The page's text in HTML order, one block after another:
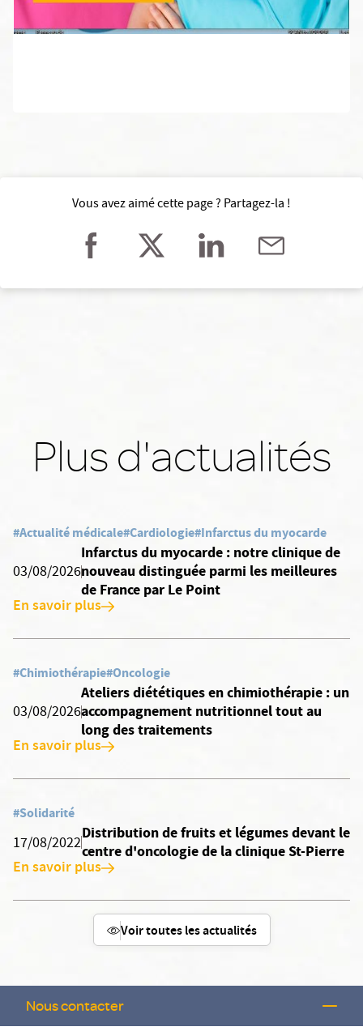
Vous avez aimé cette page ? Partagez-la !
Plus d'actualités
#Actualité médicale#Cardiologie#Infarctus du myocarde
03/08/2026
Infarctus du myocarde : notre clinique de
nouveau distinguée parmi les meilleures
de France par Le Point
En savoir plus
#Chimiothérapie#Oncologie
03/08/2026
Ateliers diététiques en chimiothérapie : un
accompagnement nutritionnel tout au
long des traitements
En savoir plus
#Solidarité
17/08/2022
Distribution de fruits et légumes devant le
centre d'oncologie de la clinique St-Pierre
En savoir plus
Voir toutes les actualités
Nous contacter